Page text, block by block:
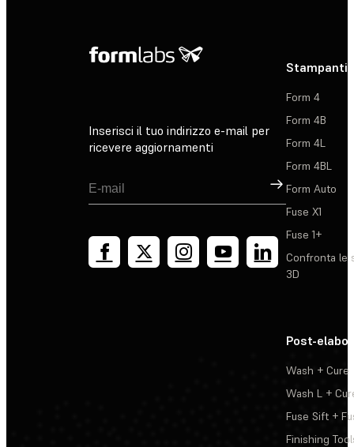
Inserisci il tuo indirizzo e-mail per
ricevere aggiornamenti
Registrati
Stampanti
Form 4
Form 4B
Form 4L
Form 4BL
Form Auto
Fuse X1
Fuse 1+
Confronta le
3D
Post-
Wash + Cure
Wash L +
Fuse Sift +
Finishing